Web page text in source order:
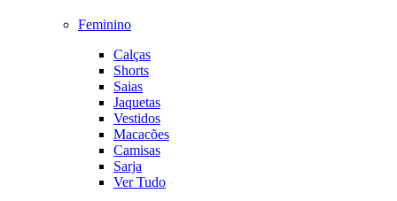
Feminino
Calças
Shorts
Saias
Jaquetas
Vestidos
Macacões
Camisas
Sarja
Ver Tudo